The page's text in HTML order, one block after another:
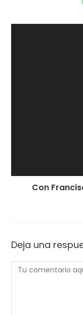
Con
Deja una